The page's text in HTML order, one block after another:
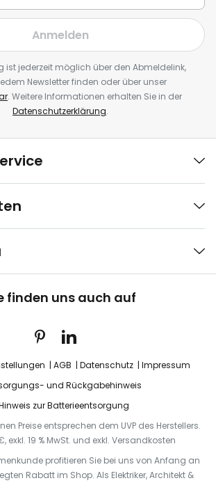
Anmelden
ist jederzeit möglich über den Abmeldelink,
Newsletter finden oder über unser
. Weitere Informationen erhalten Sie in der
Datenschutzerklärung.
finden uns auch auf
AGB Datenschutz
Impressum
und Rückgabehinweis
zur Batterieentsorgung
Preise entsprechen dem UVP des Herstellers.
exkl. 19 % MwSt. und exkl. Versandkosten
profitieren Sie bei uns von Anfang an
Rabatt im Shop. Als Elektriker, Architekt &